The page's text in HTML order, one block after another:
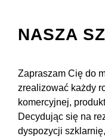
NASZA
Zapraszam Cię do
zrealizować każdy
komercyjnej,
Decydując się na
dyspozycji